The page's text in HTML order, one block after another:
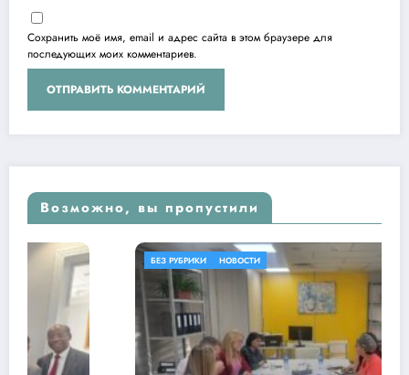
Сохранить моё имя, email и адрес сайта в этом браузере для
последующих моих комментариев.
Возможно, вы пропустили
БЕЗ РУБРИКИ НОВОСТИ